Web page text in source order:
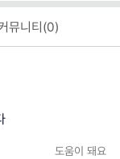
뮤니티(0)
도움이 돼요